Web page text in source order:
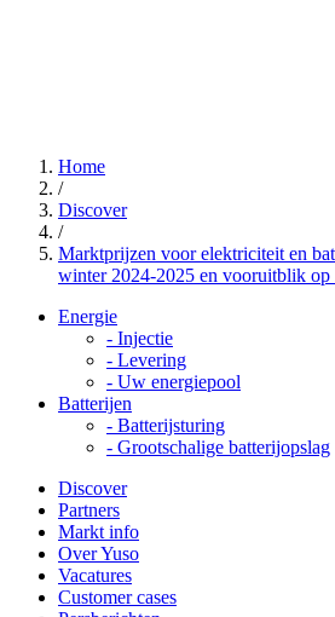
Home
/
Discover
/
Marktprijzen voor elektriciteit en
winter 2024-2025 en vooruitblik op
Energie
- Injectie
- Levering
- Uw energiepool
Batterijen
- Batterijsturing
- Grootschalige batterijopslag
Discover
Partners
Markt info
Over Yuso
Vacatures
Customer cases